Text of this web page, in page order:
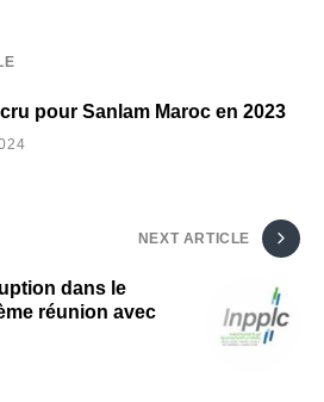
pour Sanlam Maroc en 2023
NEXT ARTICLE
dans le
réunion avec